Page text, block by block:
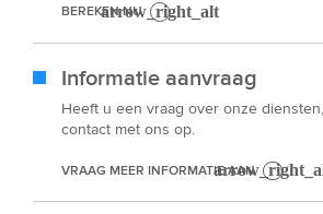
BEREKEN NU
Informatie aanvraag
Heeft u een vraag over onze
contact met ons op.
VRAAG MEER INFORMATIE AAN